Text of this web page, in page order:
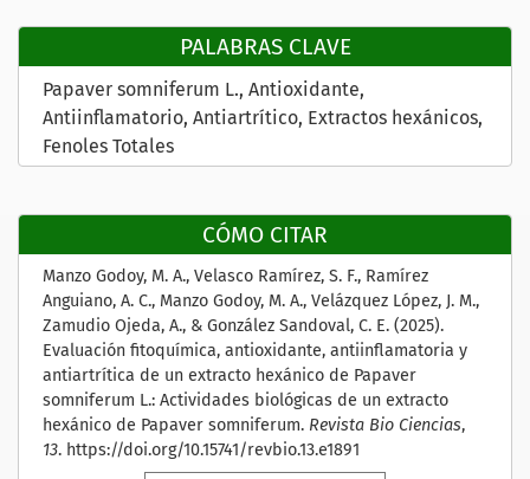
PALABRAS CLAVE
Papaver somniferum L. Antioxidante
Antiinflamatorio Antiartrítico Extractos hexánicos
Fenoles Totales
CÓMO CITAR
Manzo Godoy, M. A., Velasco Ramírez, S. F., Ramírez
Anguiano, A. C., Manzo Godoy, M. A., Velázquez López, J. M.,
Zamudio Ojeda, A., & González Sandoval, C. E. (2025).
Evaluación fitoquímica, antioxidante, antiinflamatoria y
antiartrítica de un extracto hexánico de Papaver
somniferum L.: Actividades biológicas de un extracto
hexánico de Papaver somniferum. Revista Bio Ciencias,
13. https://doi.org/10.15741/revbio.13.e1891